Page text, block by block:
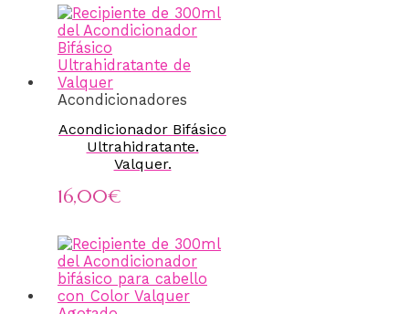
Acondicionadores
Acondicionador Bifásico
Ultrahidratante.
Valquer.
16,00€